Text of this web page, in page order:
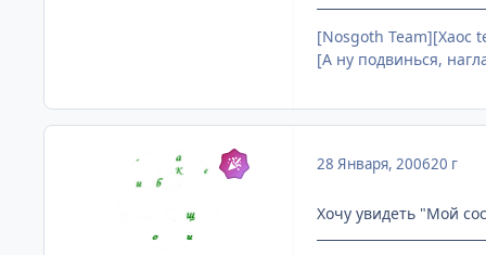
[Nosgoth Team][Хаос
[А ну подвинься,
28 Января, 200620 г
Хочу увидеть "Мой